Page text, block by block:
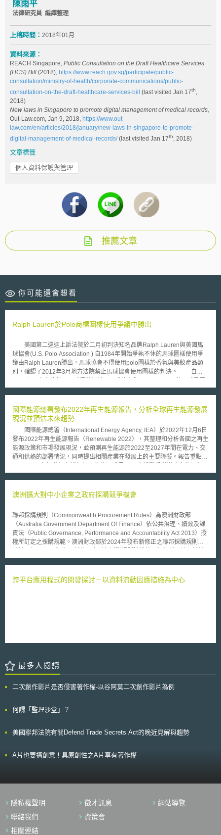
陳雨平
法律研究員 編譯整理
上稿時間： 2018年01月
資料來源：
REACH Singapore, Public Consultation on the Draft Healthcare Services
(HCS) Bill (2018), https://www.reach.gov.sg/participate/public-
consultation/ministry-of-health/corporate-communications/public-
consultation-on-the-draft-healthcare-services-bill (last visited Jan 17th
2018)
New laws in Singapore to promote digital management of medical records,
Out-Law.com, Jan 9, 2018, https://www.out-
law.com/en/articles/2018/january/new-laws-in-singapore-to-promote-
digital-management-of-medical-records/(last visited Jan 17th , 2018)
文章標籤
個人資料保護與管理
推薦文章
你可能還會想看
Ralph Lauren於Polo商標圖樣使用爭議中勝出
美國第二巡迴上訴法院於二月初判決知名品牌Ralph Lauren與美國馬
球協會(U.S. Polo Association ) 自1984年開始爭執不休的馬球圖樣使用爭
議由Ralph Lauren勝出，馬球協會不得使用polo圖樣於香氛與美妝產品類
別，確認了2012年3月地方法院禁止馬球協會使用圖樣的判決。 自
像恩怨可追溯回1984年，當時馬球協會以確認之訴贏得在未造成與Ralph
2012年的判決中，地方法院禁止美國馬球協會使用馬球員圖樣與POLO字樣
在任何香水、美妝產品類別上，同時要求USPTO拒絕馬球協會部分的商標
利，構成不公平競爭，同時也造成設計師與被授權人無法回復的損害。
馬球協會的律師團在上訴理由中主張：馬球員圖樣符合先前使用，同
時，因為過往的判決賦予協會得使用該圖樣在服裝類產品，表示也可以使用
在香氛類別，因為服裝跟香氛產品的市場是很相近的，但前述主張並不為第
國際能源總署發布2022年再生能源報告，分析全球再生能源發展
現況並預估未來趨勢
國際能源總署（International Energy Agency, IEA）於2022年12月6日
發布2022年再生能源報告（Renewable 2022），其整理和分析各國之再生
能源政策和市場發展現況，並預測再生能源於2022至2027年間在電力、交
通和供熱的部署情況，同時提出相關產業在發展上的主要障礙。報告重點如
機，迫使各國加速其推動再生能源之政策，例：中國的十四五年規劃、歐盟
等等，將使2022至2027年間全球的再生能源裝置容量提升約2400GW，等
量中，再生能源的部分將占90%以上，並且，其總裝置容量將於2025年超
越燃煤，成為最大宗的電力來源，其中，又將以太陽光電和風電為主要的發
電方式。 （2）各國再生能源法制政策仍有進步空間 國家再生能源
法制的不確定性、經濟措施不足、許可程序繁冗，以及電網設施的缺乏，都
政策，全球用於電解產氫的風電和太陽光電裝置容量於2022至2027年間將
再生能源供熱的發展程度仍無法取代化石燃料 由於越來越多的供熱來
年間的再生能源供熱將會提升三分之一，而亦有部份原因是來自政策的推
動，尤其是遭遇天然氣危機的歐盟。不過，依目前再生能源供熱技術的發展
澳洲擴大對中小企業之政府採購競爭機會
聯邦採購規則（Commonwealth Procurement Rules）為澳洲財政部
（Australia Government Department Of Finance）依公共治理、績效及課
責法（Public Governance, Performance and Accountability Act 2013）授
權所訂定之採購規範。澳洲財政部於2024年發布新修正之聯邦採購規則，
外，另增訂聯邦供應商行為準則、擴大經濟效益評估、促進性別平等等措
之公平競爭，新修正之聯邦採購規則要求澳洲政府在評估採購案時應適當提
有所貢獻，因此提高中小企業之採購比例，預計修正後亦可讓更多中小企業
獲得採購機會。
跨平台應用程式的開發探討－以資料流動因應措施為中心
最多人閱讀
二次創作影片是否侵害著作權-以谷阿莫二次創作影片為例
何謂「監理沙盒」？
美國聯邦法院有關Defend Trade Secrets Act的晚近見解與趨勢
A片也要搞創意！具原創性之A片享有著作權
隱私權聲明 徵才訊息
網站導覽
聯絡我們
資策會
相關連結